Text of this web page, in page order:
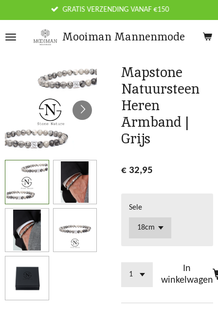
direct
naar
Mooiman Mannenmode
GRATIS VERZENDING VANAF €150
Mapstone
Natuursteen
Heren
Armband |
Grijs
€ 32,95
Sele
In
winkelwagen